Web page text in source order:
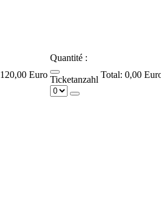
120,00 Euro
Quantité :
Ticketanzahl 0,00